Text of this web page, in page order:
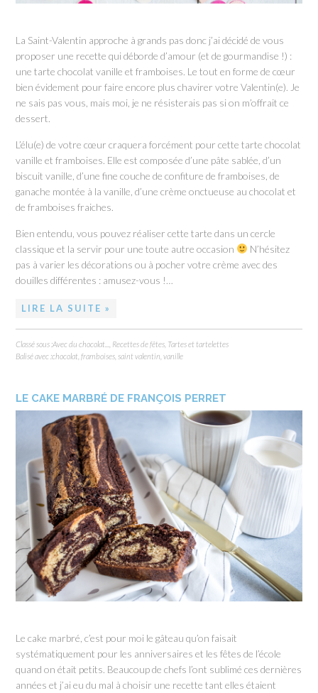
La Saint-Valentin approche à grands pas donc j’ai décidé de vous
proposer une recette qui déborde d’amour (et de gourmandise !) :
une tarte chocolat vanille et framboises. Le tout en forme de cœur
bien évidement pour faire encore plus chavirer votre Valentin(e). Je
ne sais pas vous, mais moi, je ne résisterais pas si on m’offrait ce
dessert.
L’élu(e) de votre cœur craquera forcément pour cette tarte chocolat
vanille et framboises. Elle est composée d’une pâte sablée, d’un
biscuit vanille, d’une fine couche de confiture de framboises, de
ganache montée à la vanille, d’une crème onctueuse au chocolat et
de framboises fraiches.
Bien entendu, vous pouvez réaliser cette tarte dans un cercle
classique et la servir pour une toute autre occasion
N’hésitez
pas à varier les décorations ou à pocher votre crème avec des
douilles différentes : amusez-vous !…
LIRE LA SUITE »
Classé sous :Avec du chocolat... Recettes de fêtes Tartes et tartelettes
Balisé avec :chocolat ,framboises saint valentin ,vanille
LE CAKE MARBRÉ DE FRANÇOIS PERRET
Le cake marbré, c’est pour moi le gâteau qu’on faisait
systématiquement pour les anniversaires et les fêtes de l’école
quand on était petits. Beaucoup de chefs l’ont sublimé ces dernières
années et j’ai eu du mal à choisir une recette tant elles étaient